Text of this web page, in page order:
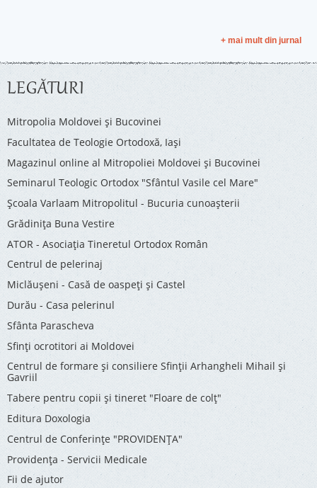
+ mai mult din jurnal
LEGĂTURI
Mitropolia Moldovei și Bucovinei
Facultatea de Teologie Ortodoxă, Iaşi
Magazinul online al Mitropoliei Moldovei și Bucovinei
Seminarul Teologic Ortodox "Sfântul Vasile cel Mare"
Şcoala Varlaam Mitropolitul - Bucuria cunoaşterii
Grădinița Buna Vestire
ATOR - Asociaţia Tineretul Ortodox Român
Centrul de pelerinaj
Miclăușeni - Casă de oaspeţi şi Castel
Durău - Casa pelerinul
Sfânta Parascheva
Sfinți ocrotitori ai Moldovei
Centrul de formare și consiliere Sfinții Arhangheli Mihail și
Gavriil
Tabere pentru copii şi tineret "Floare de colţ"
Editura Doxologia
Centrul de Conferinţe "PROVIDENŢA"
Providenţa - Servicii Medicale
Fii de ajutor